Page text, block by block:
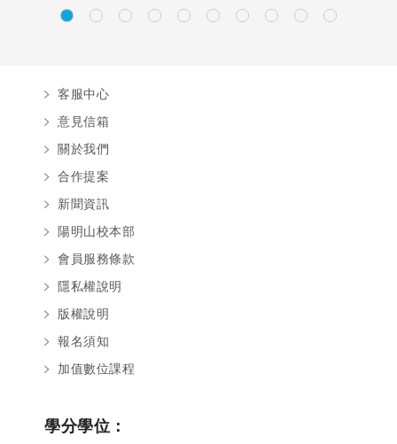
客服中心
意見信箱
關於我們
合作提案
新聞資訊
陽明山校本部
會員服務條款
隱私權說明
版權說明
報名須知
加值數位課程
學分學位：